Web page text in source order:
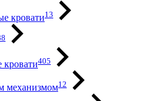
кровати13
кровати405
механизмом12